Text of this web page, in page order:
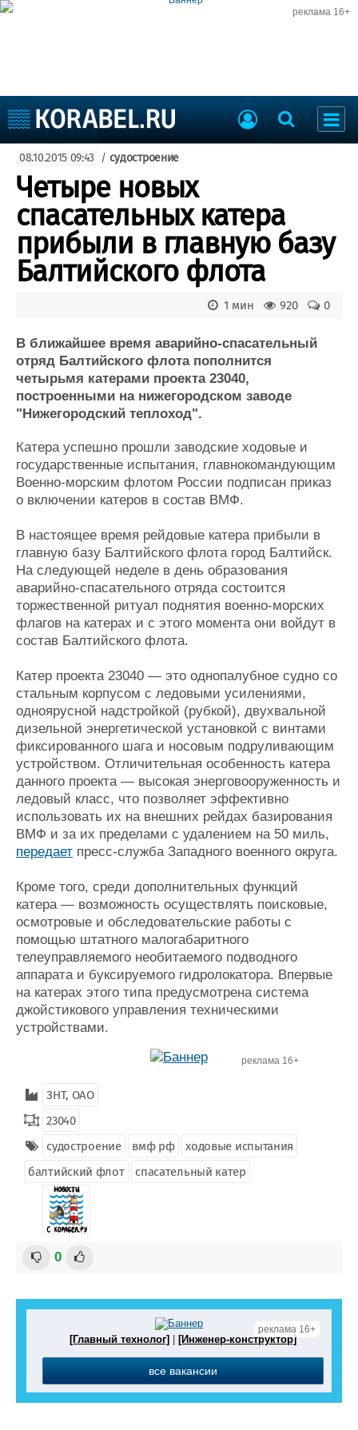
реклама 16+
Судоходство
Судоремонт
События
Пресс-релизы
Порты
Рыболовство
Образование
Яхты и катера
Еще
Пульс
Новости
Компании
Репутация
Работа
Журнал
Реклама
Доска объявлений
Продажа флота
Оборудование
Изделия
Материалы
Выставки и семинары
Личности
Словарь
Галерея флота
Форум
Отзывы
Все службы
08.10.2015 09:43 / судостроение
Четыре новых
спасательных катера
прибыли в главную базу
Балтийского флота
0
920
1 мин
В ближайшее время аварийно-спасательный
отряд Балтийского флота пополнится
четырьмя катерами проекта 23040,
построенными на нижегородском заводе
"Нижегородский теплоход".
Катера успешно прошли заводские ходовые и
государственные испытания, главнокомандующим
Военно-морским флотом России подписан приказ
о включении катеров в состав ВМФ.
В настоящее время рейдовые катера прибыли в
главную базу Балтийского флота город Балтийск.
На следующей неделе в день образования
аварийно-спасательного отряда состоится
торжественной ритуал поднятия военно-морских
флагов на катерах и с этого момента они войдут в
состав Балтийского флота.
Катер проекта 23040 — это однопалубное судно со
стальным корпусом с ледовыми усилениями,
одноярусной надстройкой (рубкой), двухвальной
дизельной энергетической установкой с винтами
фиксированного шага и носовым подруливающим
устройством. Отличительная особенность катера
данного проекта — высокая энерговооруженность и
ледовый класс, что позволяет эффективно
использовать их на внешних рейдах базирования
ВМФ и за их пределами с удалением на 50 миль,
передает пресс-служба Западного военного округа.
Кроме того, среди дополнительных функций
катера — возможность осуществлять поисковые,
осмотровые и обследовательские работы с
помощью штатного малогабаритного
телеуправляемого необитаемого подводного
аппарата и буксируемого гидролокатора. Впервые
на катерах этого типа предусмотрена система
джойстикового управления техническими
устройствами.
реклама 16+
ЗНТ, ОАО
23040
судостроение
вмф рф
ходовые испытания
балтийский флот
спасательный катер
0
реклама 16+
[Главный технолог] [Инженер-конструктор]
все вакансии